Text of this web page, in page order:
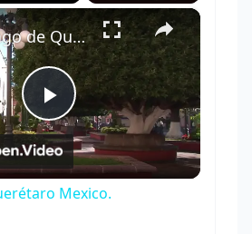
×
Play
Video
Santiago de Querétaro Mexico.
Mexico.